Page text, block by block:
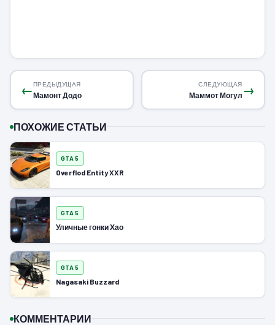
←ПРЕДЫДУЩАЯ
Мамонт Додо →
СЛЕДУЮЩАЯ
Маммот Могул
ПОХОЖИЕ СТАТЬИ
GTA 5
Overflod Entity XXR
GTA 5
Уличные гонки Хао
GTA 5
Nagasaki Buzzard
КОММЕНТАРИИ